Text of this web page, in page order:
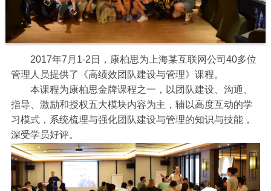
2017年7月1-2日，康柏思为上海某互联网公司40多位
管理人员提供了《高绩效团队建设与管理》课程。
本课程为康柏思金牌课程之一，以团队建设、沟通、
指导、激励和授权五大模块内容为主，辅以高度互动的学
习模式，系统梳理与强化团队建设与管理的知识与技能，
深受学员好评。